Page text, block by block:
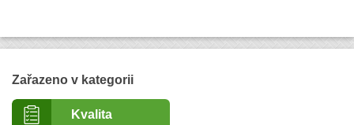
Zařazeno v kategorii
Kvalita